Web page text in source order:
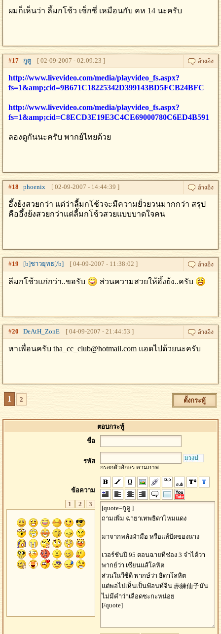
ผมก็เห็นว่า ลี้มกโช้ว เซ็กซี่ เหมือนกับ คห 14 นะครับ
#17 กูตู [ 02-09-2007 - 02:09:23 ]
http://www.livevideo.com/media/playvideo_fs.aspx?
fs=1&amp;cid=9B671C18225342D399143BD5FCB24BFC
http://www.livevideo.com/media/playvideo_fs.aspx?
fs=1&amp;cid=C8ECD3E19E3C4CE69000780C6ED4B591
ลองดูกันนะครับ พากย์ไทยด้วย
#18 phoenix [ 02-09-2007 - 14:44:39 ]
อึ้งย้งสวยกว่า แต่ว่าลี้มกโช้วจะมีความยั่วยวนมากกว่า สรุป
คืออึ้งย้งสวยกว่าแต่ลี้มกโช้วสวยแบบบาดใจคน
#19 [b]ชาวยุทธ[/b] [ 04-09-2007 - 11:38:02 ]
ลีมกโช้วแก่กว่า..ขอรับ ส่วนความสวยให้อึ้งย้ง..ครับ
#20 DeAtH_ZonE [ 04-09-2007 - 21:44:53 ]
หาเพื่อนครับ tha_cc_club@hotmail.com แอดไปด้วยนะครับ
1 2 ตั้งกระทู้
ตอบกระทู้
ชื่อ
รหัส
กรอกตัวอักษร ตามภาพ
ข้อความ
1
2 3